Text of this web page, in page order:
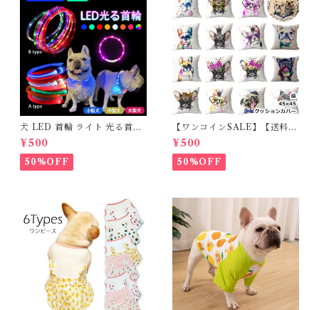
犬 LED 首輪 ライト 光る首輪
USB充電 生活防水 長さ調整可
能 首輪 犬用 ペット カラー ペ
ット用品 軽量 ドッグ用品 フレ
ンチブルドック 大型犬 中型犬
¥500
50%OFF
【ワンコインSALE】【送料無
料】KM503G クッションカバ
ー フレンチブルドッグ クリー
ム フレブル
¥500
50%OFF